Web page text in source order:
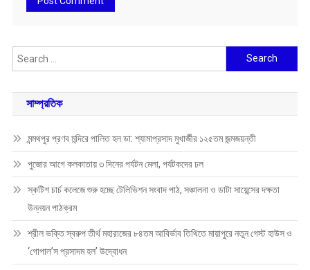
Search
for:
সাম্প্রতিক
মন্মথপুর প্রণব মন্দিরে পালিত হল ডা: শ্যামাপ্রসাদ মুখার্জীর ১২৫তম জন্মজয়ন্তী
পুজোর আগে কলকাতায় ৩ দিনের পর্যটন মেলা, পর্যটকদের ঢল
স্কটিশ চার্চ কলেজে শুরু হচ্ছে টেলিভিশন সংবাদ পাঠ, সঞ্চালনা ও ডাটা সায়েন্সের দক্ষতা
উন্নয়ন পাঠক্রম
শ্রীল ভক্তি স্বরুপ তীর্থ মহারাজের ৮৪তম আবির্ভাব তিথিতে মায়াপুরে নতুন গেস্ট হাউস ও
‘গোপাল’স প্রসাদম হল’ উদ্বোধন